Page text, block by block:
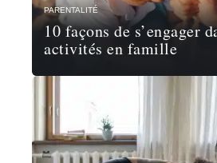
PARENTALITÉ
10 façons de s’engager
activités en famille